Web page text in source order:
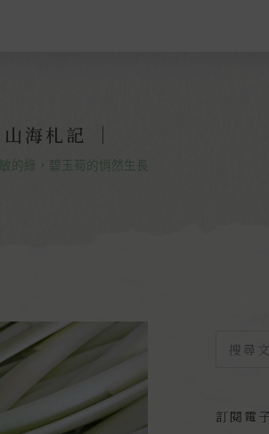
山海札記 ｜
的綠，碧玉筍的悄然生長
訂閱電